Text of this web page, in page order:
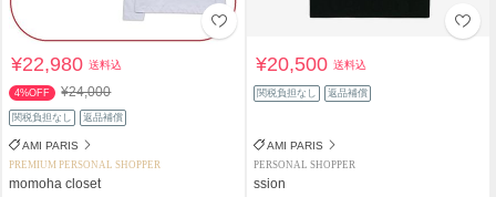
¥22,980送料込
4%OFF ¥24,000
関税負担なし 返品補償
AMI PARIS
PREMIUM PERSONAL SHOPPER
momoha closet
¥20,500送料込
関税負担なし 返品補償
AMI PARIS
PERSONAL SHOPPER
ssion